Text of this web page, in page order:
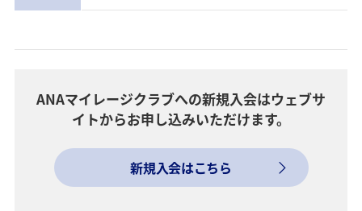
ANAマイレージクラブへの新規入会はウェブサ
イトからお申し込みいただけます。
新規入会はこちら